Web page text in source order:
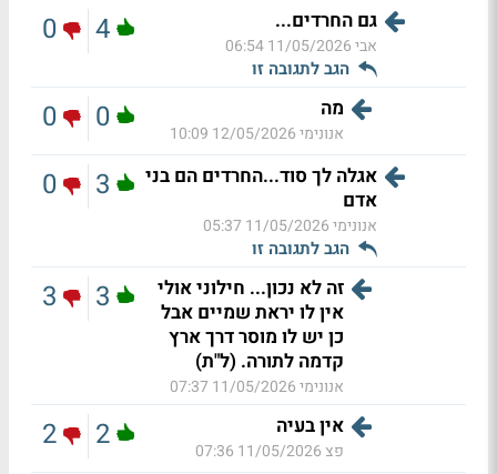
גם החרדים...
אבי11/05/2026 06:54
הגב לתגובה זו
4
0
מה
אנונימי12/05/2026 10:09
0
0
אגלה לך סוד...החרדים הם בני
אדם
אנונימי11/05/2026 05:37
הגב לתגובה זו
3
0
זה לא נכון... חילוני אולי
אין לו יראת שמיים אבל
כן יש לו מוסר דרך ארץ
קדמה לתורה. (ל"ת)
אנונימי11/05/2026 07:37
3
3
אין בעיה
פצ 11/05/2026 07:36
2
2